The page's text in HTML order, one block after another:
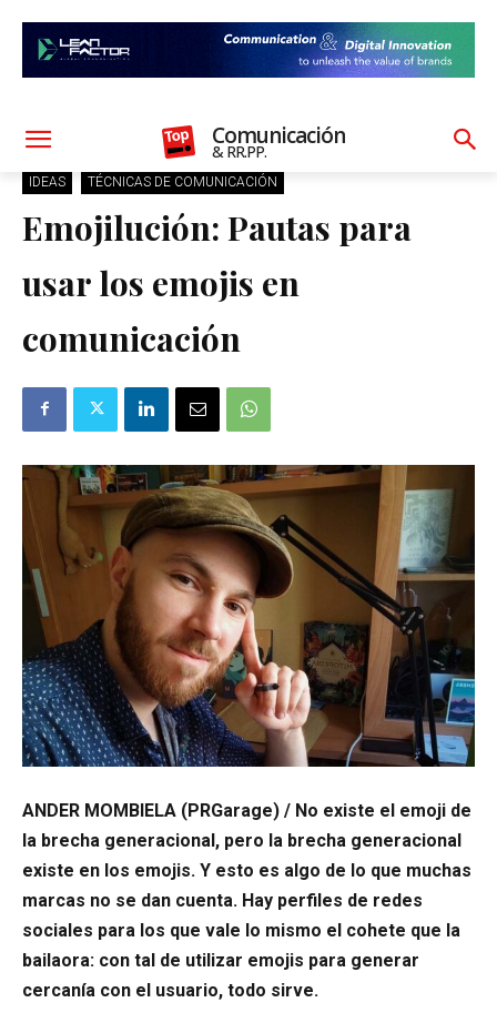
Comunicación
& RR.PP.
IDEAS TÉCNICAS DE COMUNICACIÓN
Emojilución: Pautas para
usar los emojis en
comunicación
ANDER MOMBIELA (PRGarage) / No existe el emoji de
la brecha generacional, pero la brecha generacional
existe en los emojis. Y esto es algo de lo que muchas
marcas no se dan cuenta. Hay perfiles de redes
sociales para los que vale lo mismo el cohete que la
bailaora: con tal de utilizar emojis para generar
cercanía con el usuario, todo sirve.